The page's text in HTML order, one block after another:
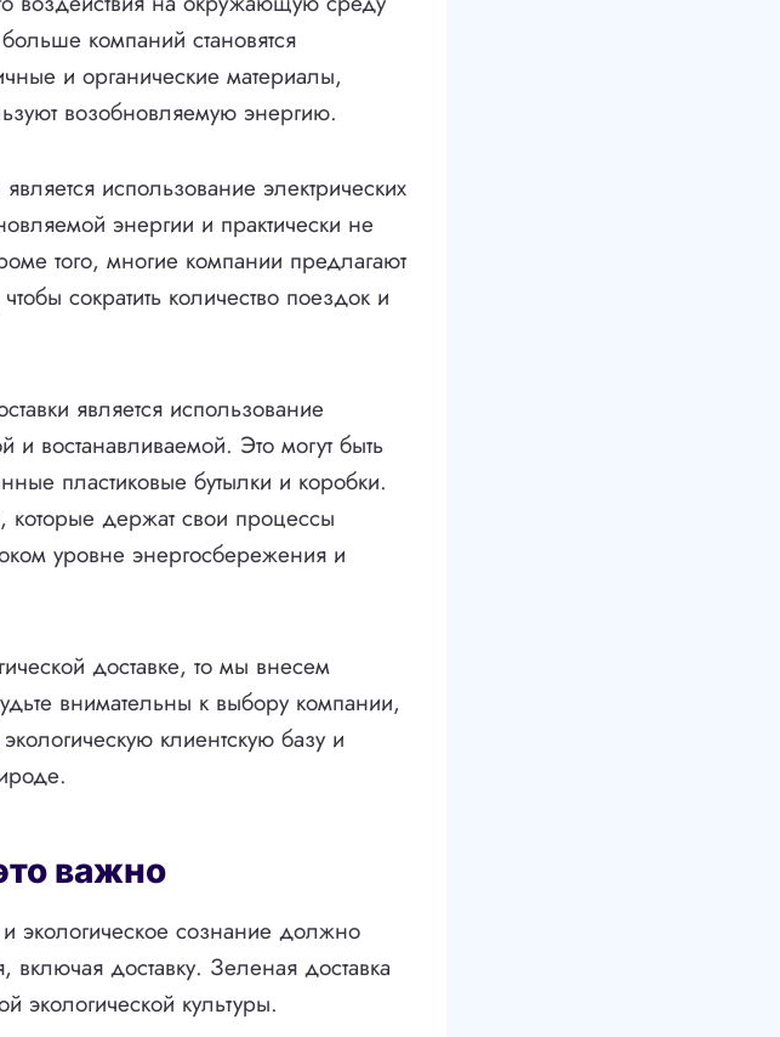
компаний становятся
и органические материалы,
возобновляемую энергию.
использование электрических
энергии и практически не
того, многие компании предлагают
сократить количество поездок и
является использование
и востанавливаемой. Это могут быть
пластиковые бутылки и коробки.
которые держат свои процессы
уровне энергосбережения и
доставке, то мы внесем
внимательны к выбору компании,
клиентскую базу и
важно
экологическое сознание должно
доставку. Зеленая доставка
экологической культуры.